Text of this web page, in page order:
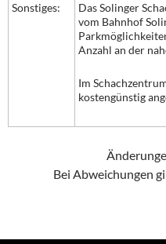
Sonstiges:
Das Solinger
vom Bahnhof
Anzahl an der
Im
kostengünstig
Bei Abweichungen